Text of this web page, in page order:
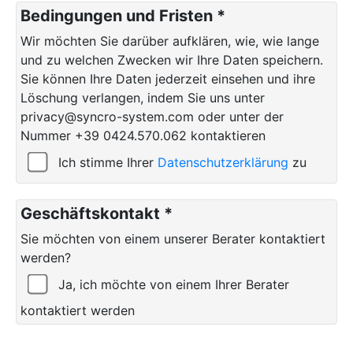
Bedingungen und Fristen *
Wir möchten Sie darüber aufklären, wie, wie lange
und zu welchen Zwecken wir Ihre Daten speichern.
Sie können Ihre Daten jederzeit einsehen und ihre
Löschung verlangen, indem Sie uns unter
privacy@syncro-system.com oder unter der
Nummer +39 0424.570.062 kontaktieren
Ich stimme Ihrer Datenschutzerklärung zu
Geschäftskontakt *
Sie möchten von einem unserer Berater kontaktiert
werden?
Ja, ich möchte von einem Ihrer Berater
kontaktiert werden